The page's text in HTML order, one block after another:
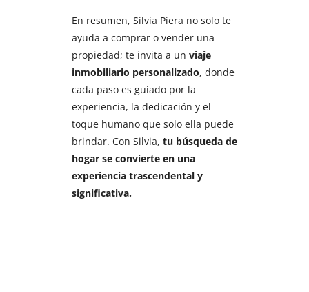
En resumen, Silvia Piera no solo te
ayuda a comprar o vender una
propiedad; te invita a un viaje
inmobiliario personalizado, donde
cada paso es guiado por la
experiencia, la dedicación y el
toque humano que solo ella puede
brindar. Con Silvia, tu búsqueda de
hogar se convierte en una
experiencia trascendental y
significativa.